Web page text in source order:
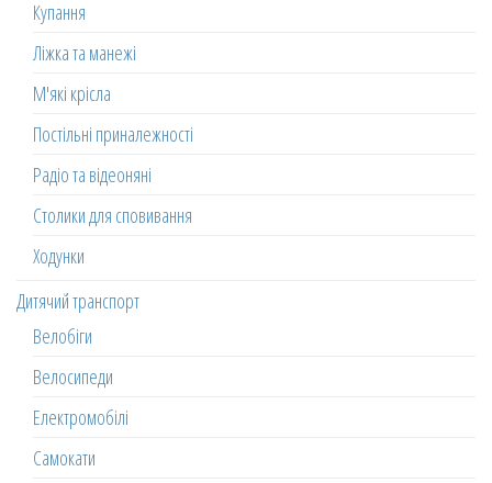
Купання
Ліжка та манежі
М'які крісла
Постільні приналежності
Радіо та відеоняні
Столики для сповивання
Ходунки
Дитячий транспорт
Велобіги
Велосипеди
Електромобілі
Самокати